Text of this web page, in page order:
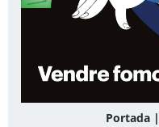
Portada